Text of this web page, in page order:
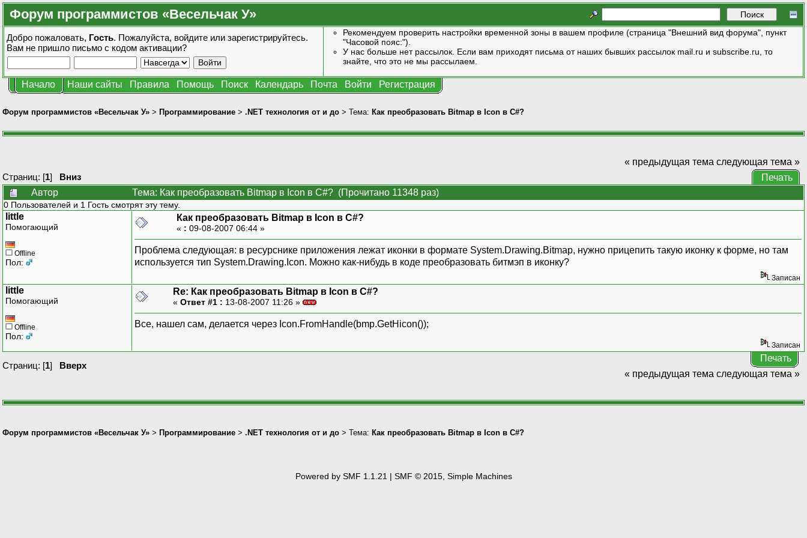
Форум программистов «Весельчак У»
Добро пожаловать, Гость. Пожалуйста, войдите или зарегистрируйтесь.
Вам не пришло письмо с кодом активации?
Рекомендуем проверить настройки временной зоны в вашем профиле (страница "Внешний вид форума", пункт
"Часовой пояс:").
У нас больше нет рассылок. Если вам приходят письма от наших бывших рассылок mail.ru и subscribe.ru, то
знайте, что это не мы рассылаем.
Начало Наши сайты Правила Помощь Поиск Календарь Почта Войти Регистрация
Форум программистов «Весельчак У» > Программирование > .NET технология от и до > Тема: Как преобразовать Bitmap в Icon в C#?
Страниц: [1] Вниз
« предыдущая тема следующая тема »
Печать
Автор
Тема: Как преобразовать Bitmap в Icon в C#? (Прочитано 11348 раз)
0 Пользователей и 1 Гость смотрят эту тему.
little
Помогающий
Offline
Пол:
Как преобразовать Bitmap в Icon в C#?
« : 09-08-2007 06:44 »
Проблема следующая: в ресурснике приложения лежат иконки в формате System.Drawing.Bitmap, нужно прицепить такую иконку к форме, но там
используется тип System.Drawing.Icon. Можно как-нибудь в коде преобразовать битмэп в иконку?
Записан
little
Помогающий
Offline
Пол:
Re: Как преобразовать Bitmap в Icon в C#?
« Ответ #1 : 13-08-2007 11:26 »
Все, нашел сам, делается через Icon.FromHandle(bmp.GetHicon());
Записан
Страниц: [1] Вверх
Печать
« предыдущая тема следующая тема »
Форум программистов «Весельчак У» > Программирование > .NET технология от и до > Тема: Как преобразовать Bitmap в Icon в C#?
Powered by SMF 1.1.21 | SMF © 2015, Simple Machines